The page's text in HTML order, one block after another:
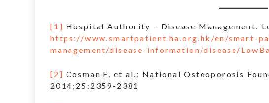
[1] Hospital Authority – Disease Management:
https://www.smartpatient.ha.org.hk/en/smart-
management/disease-information/disease/
[2] Cosman F, et al.; National Osteoporosis
2014;25:2359-2381